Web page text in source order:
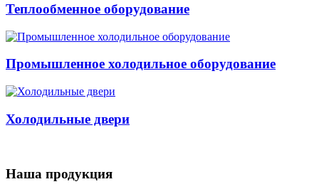
Теплообменное оборудование
Промышленное холодильное оборудование
Холодильные двери
Наша продукция